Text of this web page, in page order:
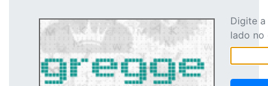
Digite
lado no